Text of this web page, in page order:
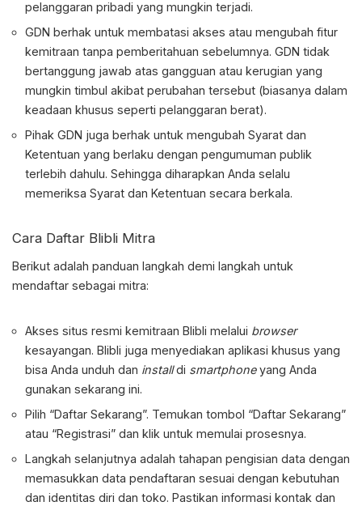
pelanggaran pribadi yang mungkin terjadi.
GDN berhak untuk membatasi akses atau mengubah fitur
kemitraan tanpa pemberitahuan sebelumnya. GDN tidak
bertanggung jawab atas gangguan atau kerugian yang
mungkin timbul akibat perubahan tersebut (biasanya dalam
keadaan khusus seperti pelanggaran berat).
Pihak GDN juga berhak untuk mengubah Syarat dan
Ketentuan yang berlaku dengan pengumuman publik
terlebih dahulu. Sehingga diharapkan Anda selalu
memeriksa Syarat dan Ketentuan secara berkala.
Cara Daftar Blibli Mitra
Berikut adalah panduan langkah demi langkah untuk
mendaftar sebagai mitra:
Akses situs resmi kemitraan Blibli melalui browser
kesayangan. Blibli juga menyediakan aplikasi khusus yang
bisa Anda unduh dan installdi smartphoneyang Anda
gunakan sekarang ini.
Pilih “Daftar Sekarang”. Temukan tombol “Daftar Sekarang”
atau “Registrasi” dan klik untuk memulai prosesnya.
Langkah selanjutnya adalah tahapan pengisian data dengan
memasukkan data pendaftaran sesuai dengan kebutuhan
dan identitas diri dan toko. Pastikan informasi kontak dan